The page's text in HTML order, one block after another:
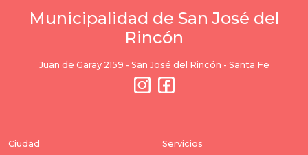
Municipalidad de San José del
Rincón
Juan de Garay 2159 - San José del Rincón - Santa Fe
Ciudad Servicios